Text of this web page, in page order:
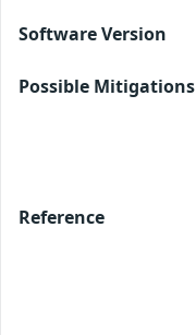
Software Version
Possible Mitigations
Reference